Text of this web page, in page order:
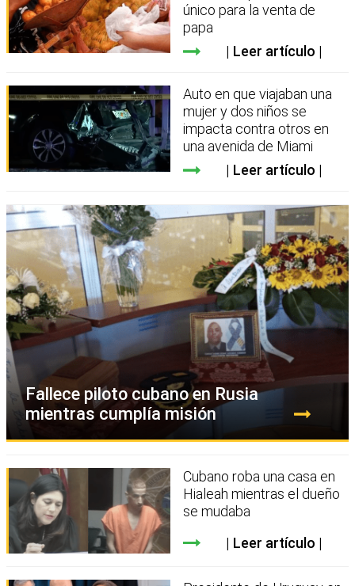
único para la venta de
papa
Leer artículo
Auto en que viajaban una
mujer y dos niños se
impacta contra otros en
una avenida de Miami
Leer artículo
Fallece piloto cubano en Rusia
mientras cumplía misión
Cubano roba una casa en
Hialeah mientras el dueño
se mudaba
Leer artículo